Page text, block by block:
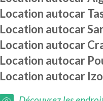
Location autocar
Location autocar
Location autocar
Location autocar
Location autocar